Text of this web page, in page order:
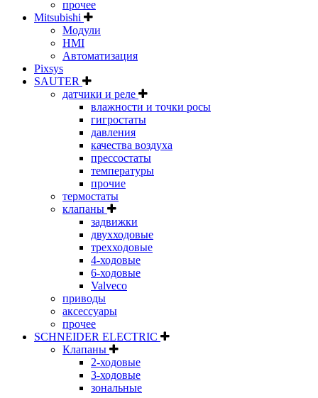
прочее
Mitsubishi
Модули
HMI
Автоматизация
Pixsys
SAUTER
датчики и реле
влажности и точки росы
гигростаты
давления
качества воздуха
прессостаты
температуры
прочие
термостаты
клапаны
задвижки
двухходовые
трехходовые
4-ходовые
6-ходовые
Valveco
приводы
аксессуары
прочее
SCHNEIDER ELECTRIC
Клапаны
2-ходовые
3-ходовые
зональные